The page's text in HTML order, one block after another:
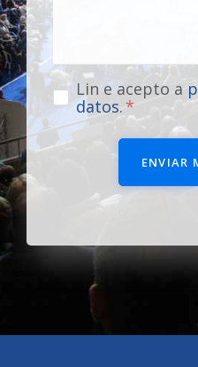
Lin e acepto a
datos.
ENVIAR